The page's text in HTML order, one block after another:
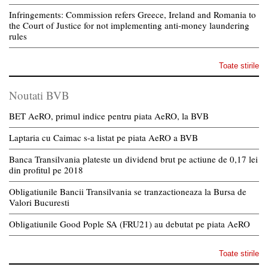
Infringements: Commission refers Greece, Ireland and Romania to
the Court of Justice for not implementing anti-money laundering
rules
Toate stirile
Noutati BVB
BET AeRO, primul indice pentru piata AeRO, la BVB
Laptaria cu Caimac s-a listat pe piata AeRO a BVB
Banca Transilvania plateste un dividend brut pe actiune de 0,17 lei
din profitul pe 2018
Obligatiunile Bancii Transilvania se tranzactioneaza la Bursa de
Valori Bucuresti
Obligatiunile Good Pople SA (FRU21) au debutat pe piata AeRO
Toate stirile